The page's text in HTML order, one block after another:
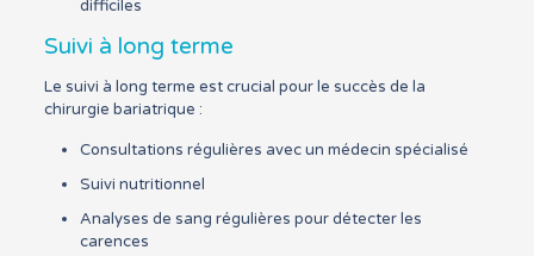
difficiles
Suivi à long terme
Le suivi à long terme est crucial pour le succès de la
chirurgie bariatrique :
Consultations régulières avec un médecin spécialisé
Suivi nutritionnel
Analyses de sang régulières pour détecter les
carences